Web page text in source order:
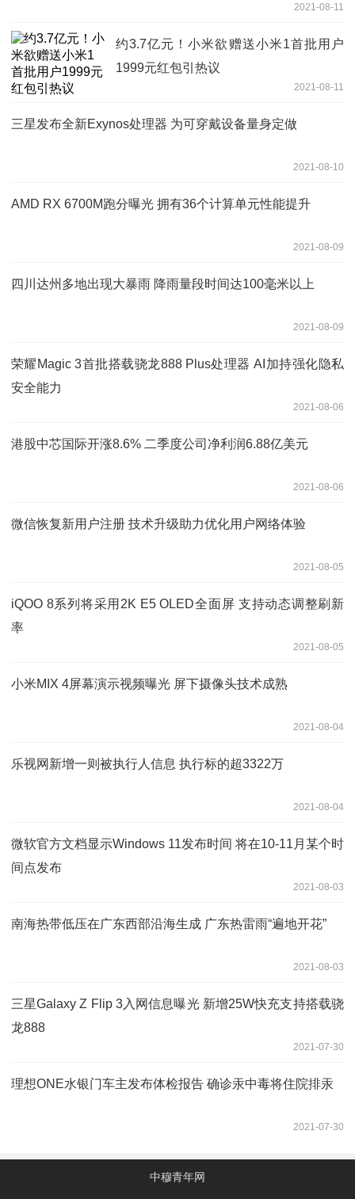
2021-08-11
约3.7亿元！小米欲赠送小米1首批用户
1999元红包引热议
2021-08-11
三星发布全新Exynos处理器 为可穿戴设备量身定做
2021-08-10
AMD RX 6700M跑分曝光 拥有36个计算单元性能提升
2021-08-09
四川达州多地出现大暴雨 降雨量段时间达100毫米以上
2021-08-09
荣耀Magic 3首批搭载骁龙888 Plus处理器 AI加持强化隐私
安全能力
2021-08-06
港股中芯国际开涨8.6% 二季度公司净利润6.88亿美元
2021-08-06
微信恢复新用户注册 技术升级助力优化用户网络体验
2021-08-05
iQOO 8系列将采用2K E5 OLED全面屏 支持动态调整刷新
率
2021-08-05
小米MIX 4屏幕演示视频曝光 屏下摄像头技术成熟
2021-08-04
乐视网新增一则被执行人信息 执行标的超3322万
2021-08-04
微软官方文档显示Windows 11发布时间 将在10-11月某个时
间点发布
2021-08-03
南海热带低压在广东西部沿海生成 广东热雷雨“遍地开花”
2021-08-03
三星Galaxy Z Flip 3入网信息曝光 新增25W快充支持搭载骁
龙888
2021-07-30
理想ONE水银门车主发布体检报告 确诊汞中毒将住院排汞
2021-07-30
中穆青年网